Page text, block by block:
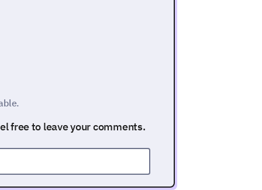
free to leave your comments.